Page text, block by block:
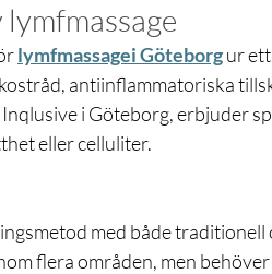
lymfmassagei Göteborg ur
antiinflammatoriska
i Göteborg, erbjuder
eller celluliter.
med både
flera områden, men